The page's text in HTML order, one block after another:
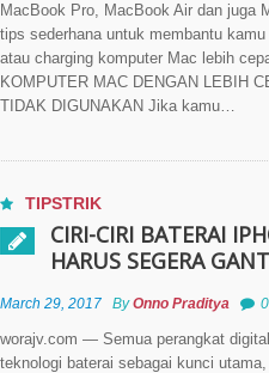
MacBook Pro, MacBook Air dan juga
tips sederhana untuk membantu
atau charging komputer Mac lebih
KOMPUTER MAC DENGAN LEBIH
TIDAK DIGUNAKAN Jika kamu…
TIPSTRIK
CIRI-CIRI BATERAI
HARUS SEGERA
March 29, 2017 ByOnno Praditya 0
worajv.com — Semua perangkat
teknologi baterai sebagai kunci